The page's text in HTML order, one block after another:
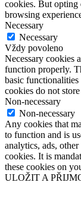
cookies. But opting
browsing
Necessary
Necessary
Vždy povoleno
Necessary cookies
function properly.
basic functionalities
cookies do not
Non-necessary
Non-necessary
Any cookies that
to function and is
analytics, ads, other
cookies. It is
these cookies on
ULOŽIT A